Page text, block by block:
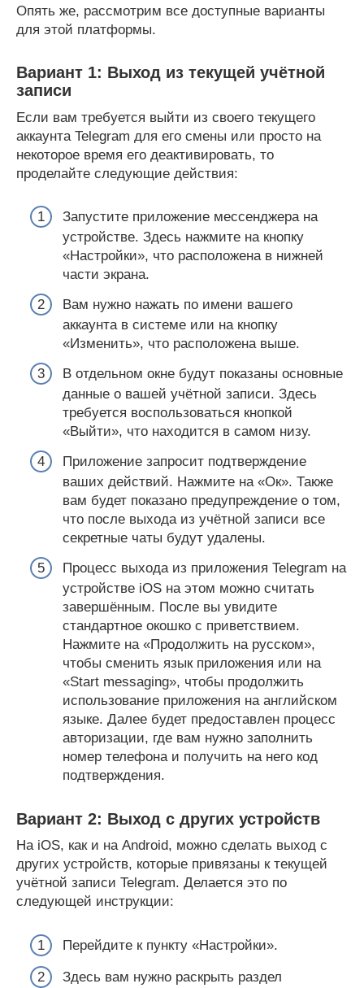
Опять же, рассмотрим все доступные варианты
для этой платформы.
Вариант 1: Выход из текущей учётной
записи
Если вам требуется выйти из своего текущего
аккаунта Telegram для его смены или просто на
некоторое время его деактивировать, то
проделайте следующие действия:
Запустите приложение мессенджера на
устройстве. Здесь нажмите на кнопку
«Настройки», что расположена в нижней
части экрана.
Вам нужно нажать по имени вашего
аккаунта в системе или на кнопку
«Изменить», что расположена выше.
В отдельном окне будут показаны основные
данные о вашей учётной записи. Здесь
требуется воспользоваться кнопкой
«Выйти», что находится в самом низу.
Приложение запросит подтверждение
ваших действий. Нажмите на «Ок». Также
вам будет показано предупреждение о том,
что после выхода из учётной записи все
секретные чаты будут удалены.
Процесс выхода из приложения Telegram на
устройстве iOS на этом можно считать
завершённым. После вы увидите
стандартное окошко с приветствием.
Нажмите на «Продолжить на русском»,
чтобы сменить язык приложения или на
«Start messaging», чтобы продолжить
использование приложения на английском
языке. Далее будет предоставлен процесс
авторизации, где вам нужно заполнить
номер телефона и получить на него код
подтверждения.
Вариант 2: Выход с других устройств
На iOS, как и на Android, можно сделать выход с
других устройств, которые привязаны к текущей
учётной записи Telegram. Делается это по
следующей инструкции:
Перейдите к пункту «Настройки».
Здесь вам нужно раскрыть раздел